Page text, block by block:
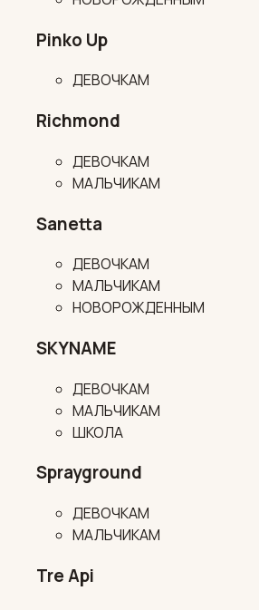
Pinko Up
ДЕВОЧКАМ
Richmond
ДЕВОЧКАМ
МАЛЬЧИКАМ
Sanetta
ДЕВОЧКАМ
МАЛЬЧИКАМ
НОВОРОЖДЕННЫМ
SKYNAME
ДЕВОЧКАМ
МАЛЬЧИКАМ
ШКОЛА
Sprayground
ДЕВОЧКАМ
МАЛЬЧИКАМ
Tre Api